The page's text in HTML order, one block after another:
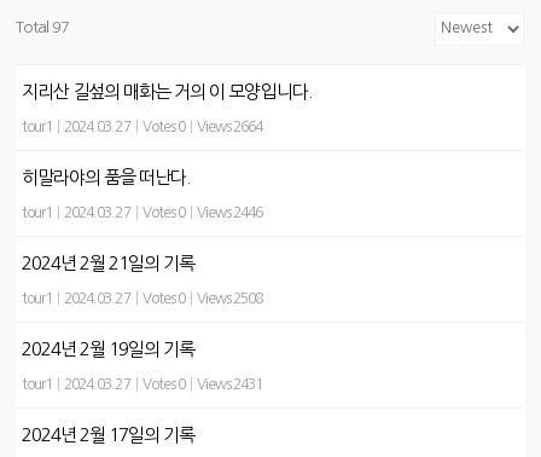
Total 97
지리산 길섶의 매화는 거의 이 모양입니다.
tour1 2024.03.27 Votes 0 Views 2664
히말라야의 품을 떠난다.
tour1 2024.03.27 Votes 0 Views 2446
2024년 2월 21일의 기록
tour1 2024.03.27 Votes 0 Views 2508
2024년 2월 19일의 기록
tour1 2024.03.27 Votes 0 Views 2431
2024년 2월 17일의 기록